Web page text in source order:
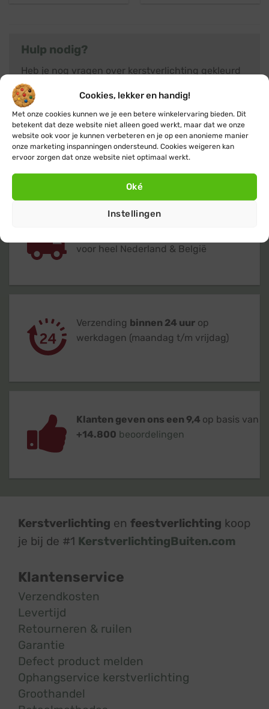
Cookies, lekker en handig!
Met onze cookies kunnen we je een betere winkelervaring bieden. Dit
betekent dat deze website niet alleen goed werkt, maar dat we onze
website ook voor je kunnen verbeteren en je op een anonieme manier
onze marketing inspanningen ondersteund. Cookies weigeren kan
ervoor zorgen dat onze website niet optimaal werkt.
Oké
Instellingen
Hulp nodig?
Heb je nog vragen over kerstverlichting gekleurd
of kom je er niet helemaal uit? Neem dan gerust
contact
met ons op, we helpen je graag met
advies. Of klik verder naar het overzicht met alle
kerstboomverlichtingproducten.
voor heel Nederland & België
Verzending binnen 24 uur op
werkdagen (maandag t/m vrijdag)
Klanten geven ons een 9,4 op basis van
+14.800 beoordelingen
Kerstverlichting en feestverlichting koop
je bij de #1 KerstverlichtingBuiten.com
Klantenservice
Verzendkosten
Levertijd
Retourneren & ruilen
Garantie
Defect product melden
Ophangservice kerstverlichting
Groothandel